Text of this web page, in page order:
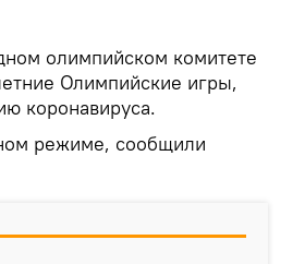
олимпийском комитете
Олимпийские игры,
коронавируса.
режиме, сообщили